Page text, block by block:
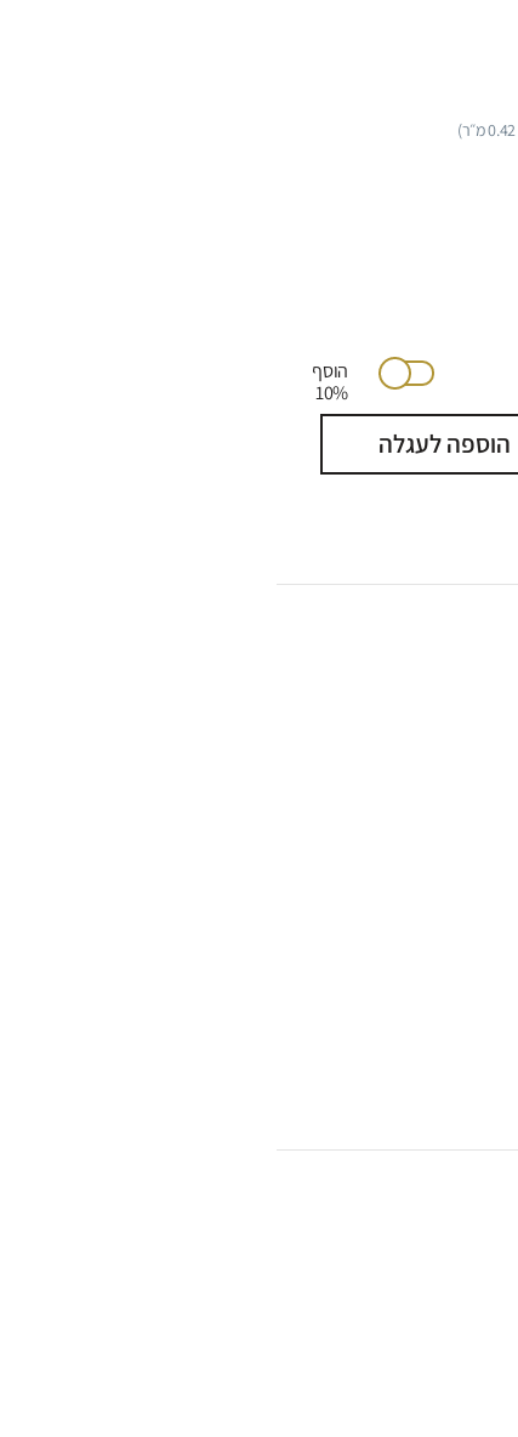
0.42מ״ר)
הוסף
10%
הוספה לעגלה